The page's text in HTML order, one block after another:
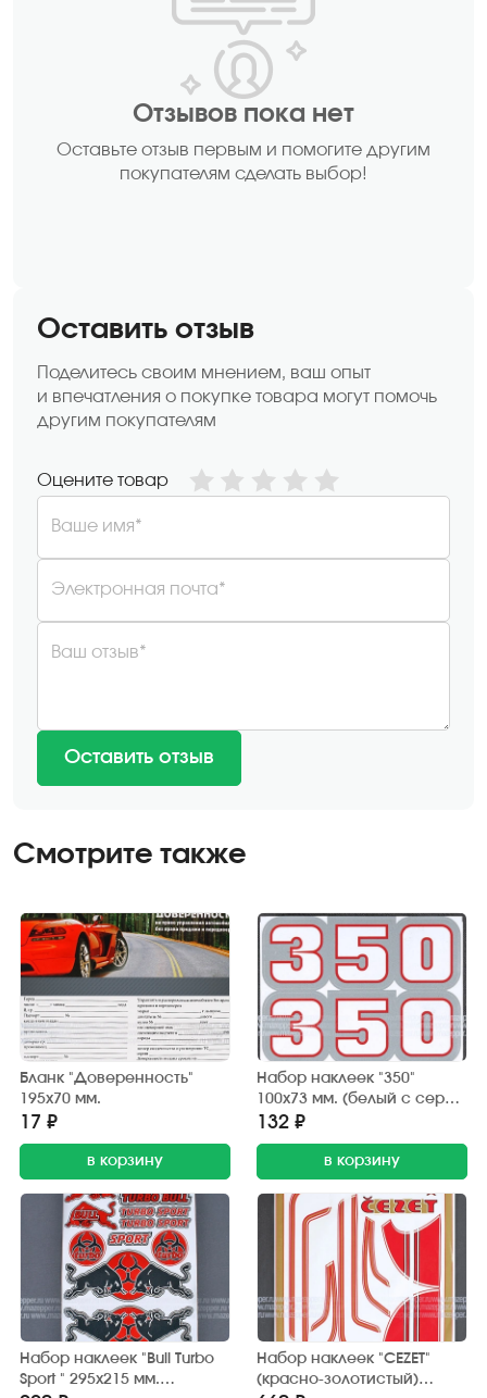
Отзывов пока нет
Оставьте отзыв первым и помогите другим
покупателям сделать выбор!
Оставить отзыв
Поделитесь своим мнением, ваш опыт
и впечатления о покупке товара могут помочь
другим покупателям
Оцените товар
Ваше имя*
Электронная почта*
Ваш отзыв*
Оставить отзыв
Смотрите также
Бланк "Доверенность"
195х70 мм.
17 ₽
в корзину
Набор наклеек "350"
100х73 мм. (белый с серой
окантовкой) 2 шт.
132 ₽
в корзину
Набор наклеек "Bull Turbo
Sport " 295х215 мм.
Набор наклеек "CEZET"
(красно-золотистый)